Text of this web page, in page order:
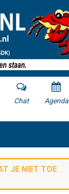
Chat Agenda
JE NIET TOE